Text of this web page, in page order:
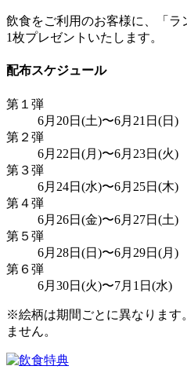
飲食をご利用のお客様に、「ラ
1枚プレゼントいたします。
配布スケジュール
第１弾
6月20日(土)〜6月21日(日)
第２弾
6月22日(月)〜6月23日(火)
第３弾
6月24日(水)〜6月25日(木)
第４弾
6月26日(金)〜6月27日(土)
第５弾
6月28日(日)〜6月29日(月)
第６弾
6月30日(火)〜7月1日(水)
※絵柄は期間ごとに異なります
ません。